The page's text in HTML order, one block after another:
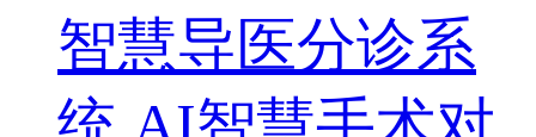
智慧导医分诊系